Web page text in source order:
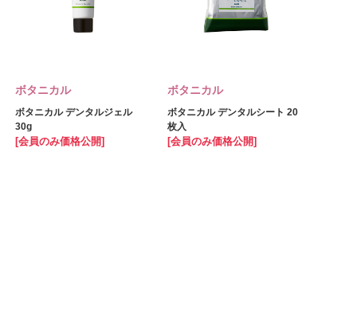
ボタニカル
ボタニカル デンタルジェル
30g
[会員のみ価格公開]
ボタニカル
ボタニカル デンタルシート 20
枚入
[会員のみ価格公開]